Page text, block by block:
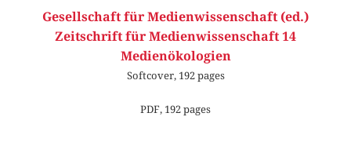
Gesellschaft für Medienwissenschaft (ed.)
Zeitschrift für Medienwissenschaft 14
Medienökologien
Softcover, 192 pages
PDF, 192 pages